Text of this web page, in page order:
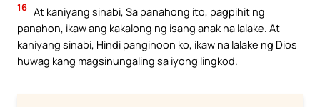
16 At kaniyang sinabi, Sa panahong ito, pagpihit ng
panahon, ikaw ang kakalong ng isang anak na lalake. At
kaniyang sinabi, Hindi panginoon ko, ikaw na lalake ng Dios
huwag kang magsinungaling sa iyong lingkod.